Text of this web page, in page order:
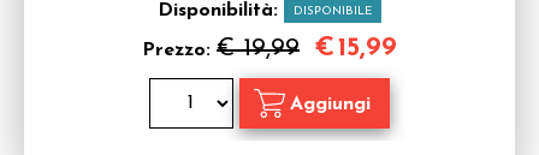
Disponibilità: DISPONIBILE
Prezzo: € 19,99 €15,99